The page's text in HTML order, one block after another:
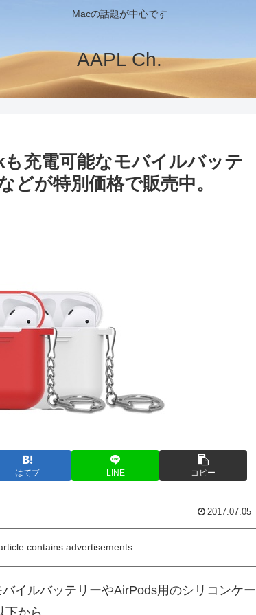
Macの話題が中心です
AAPL Ch.
充電可能なモバイルバッテ
が特別価格で販売中。
はてブ LINE コピー
2017.07.05
contains advertisements.
イルバッテリーやAirPods用のシリコンケー
から。